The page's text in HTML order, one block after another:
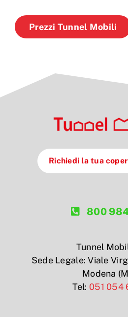
Prezzi Tunnel Mobili
Richiedi la tua
800
Tunnel
Sede Legale: Viale
Modena
Tel: 051 054